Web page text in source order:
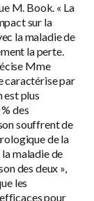
M. Book. « La
sur la
la maladie de
la perte.
Mme
caractérise par
est plus
des
souffrent de
de la
la maladie de
des deux »,
les
pour